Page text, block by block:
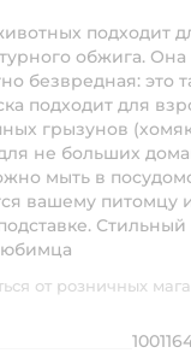
подходит
обжига.
безвредная: это
подходит для
грызунов
не больших
мыть в
вашему
от розничных